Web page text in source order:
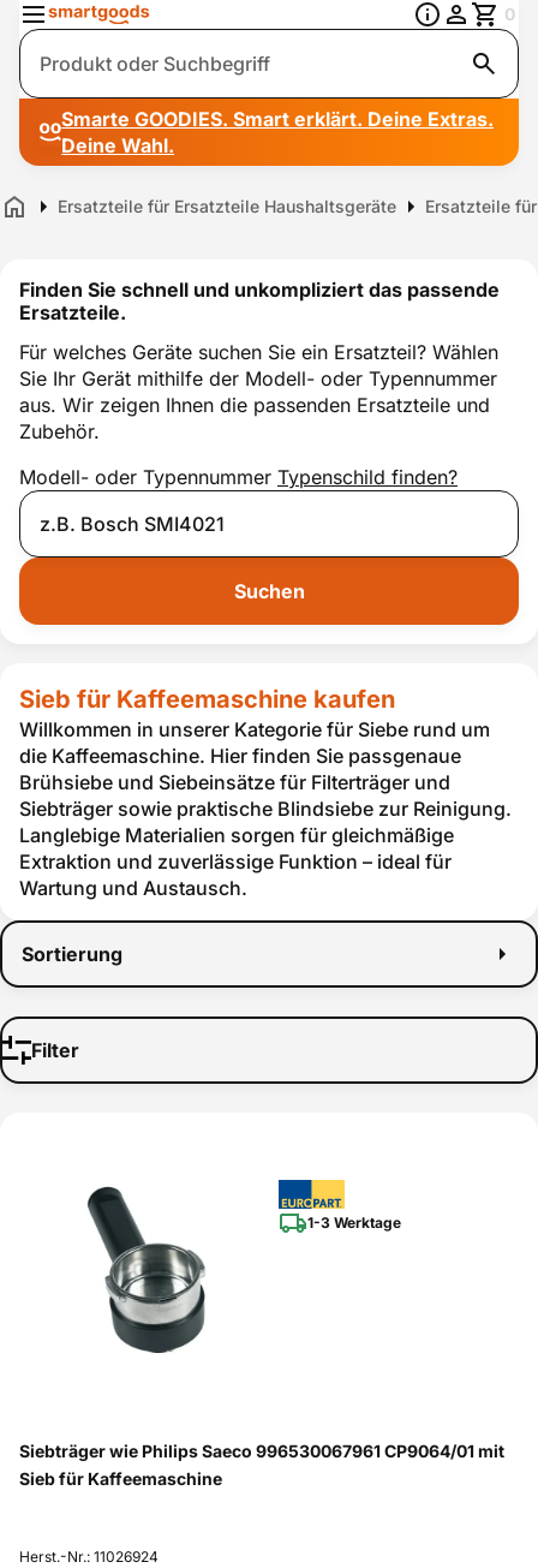
Suche
0
Smarte GOODIES. Smart erklärt. Deine Extras.
Deine Wahl.
Home Ersatzteile für Ersatzteile Haushaltsgeräte Ersatzteile
Sortierung
Filter
Sieb für Kaffeemaschine kaufen
Willkommen in unserer Kategorie für Siebe rund um
die Kaffeemaschine. Hier finden Sie passgenaue
Brühsiebe und Siebeinsätze für Filterträger und
Siebträger sowie praktische Blindsiebe zur Reinigung.
Langlebige Materialien sorgen für gleichmäßige
Extraktion und zuverlässige Funktion – ideal für
Wartung und Austausch.
Finden Sie schnell und unkompliziert das passende
Ersatzteile.
Für welches Geräte suchen Sie ein Ersatzteil? Wählen
Sie Ihr Gerät mithilfe der Modell- oder Typennummer
aus. Wir zeigen Ihnen die passenden Ersatzteile und
Zubehör.
Modell- oder Typennummer Typenschild finden?
Suchen
1-3 Werktage
Siebträger wie Philips Saeco 996530067961 CP9064/01 mit
Sieb für Kaffeemaschine
Herst.-Nr.: 11026924